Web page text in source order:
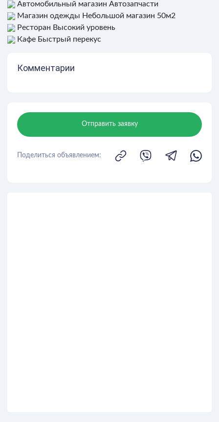
Автомобильный магазин Автозапчасти
Магазин одежды Небольшой магазин 50м2
Ресторан Высокий уровень
Кафе Быстрый перекус
Комментарии
Отправить заявку
Поделиться объявлением: